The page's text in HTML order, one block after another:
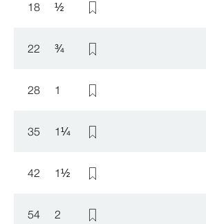
18 ½
22 ¾
28 1
35 1¼
42 1½
54 2